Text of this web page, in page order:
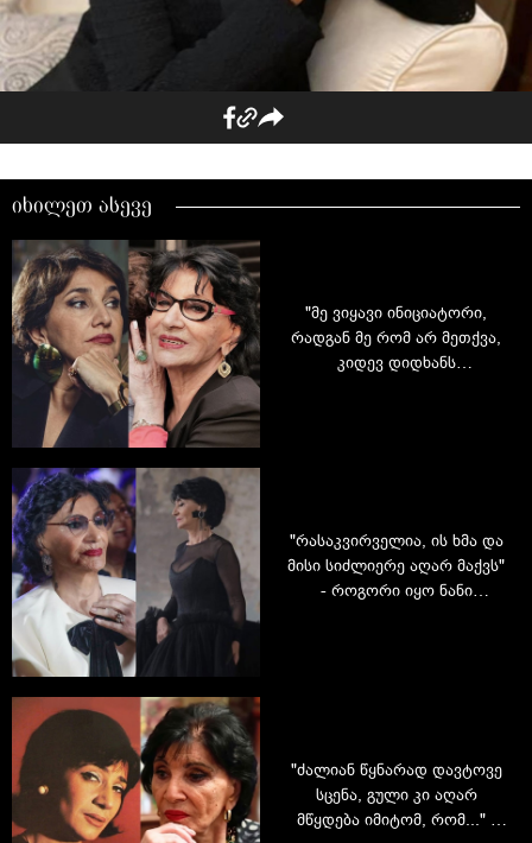
იხილეთ ასევე
"მე ვიყავი ინიციატორი,
რადგან მე რომ არ მეთქვა,
კიდევ დიდხანს
"რასაკვირველია, ის ხმა და
მისი სიძლიერე აღარ მაქვს"
- როგორი იყო ნანი
"ძალიან წყნარად დავტოვე
სცენა, გული კი აღარ
მწყდება იმიტომ, რომ..." -